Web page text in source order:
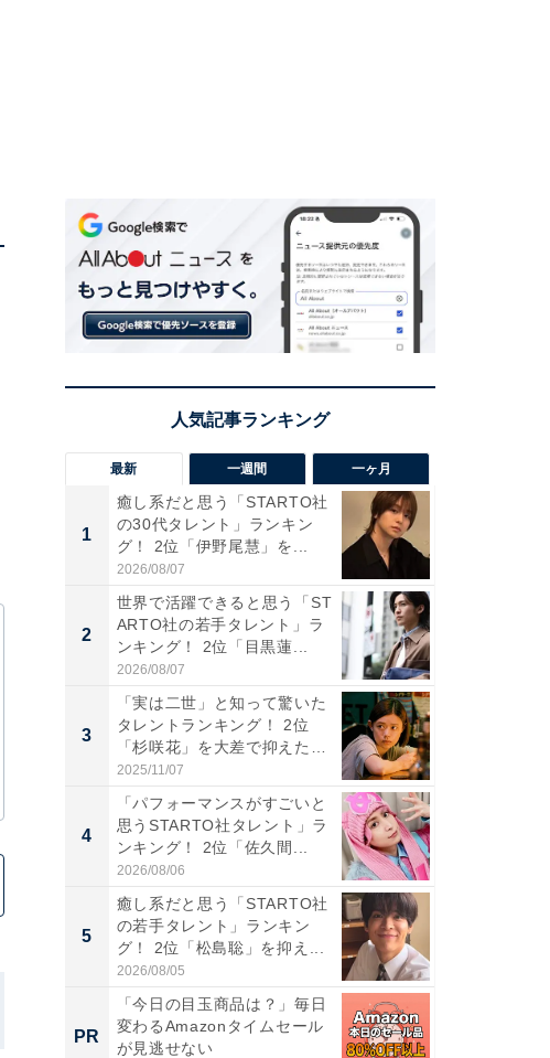
最新 一週間 一ヶ月
1
癒し系だと思う「STARTO社
の30代タレント」ランキン
グ！ 2位「伊野尾慧」を...
2026/08/07
2
世界で活躍できると思う「ST
ARTO社の若手タレント」ラ
ンキング！ 2位「目黒蓮...
2026/08/07
3
「実は二世」と知って驚いた
タレントランキング！ 2位
「杉咲花」を大差で抑えた1
位...
2025/11/07
4
「パフォーマンスがすごいと
思うSTARTO社タレント」ラ
ンキング！ 2位「佐久間...
2026/08/06
5
癒し系だと思う「STARTO社
の若手タレント」ランキン
グ！ 2位「松島聡」を抑え...
2026/08/05
PR
「今日の目玉商品は？」毎日
変わるAmazonタイムセール
が見逃せない